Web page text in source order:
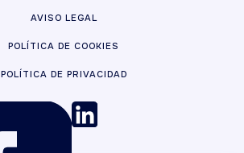
AVISO LEGAL
POLÍTICA DE COOKIES
POLÍTICA DE PRIVACIDAD